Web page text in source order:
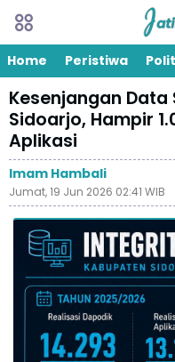
Home Peristiwa
Kesenjangan Data
Sidoarjo, Hampir
Aplikasi
Imam Hambali
Jumat, 19 Jun 2026 02:41 WIB